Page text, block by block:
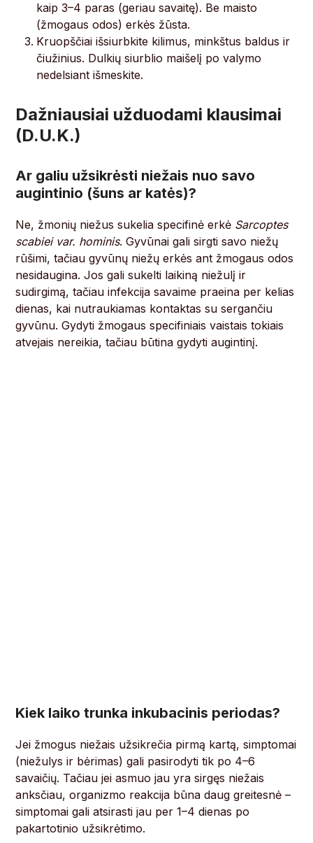
kaip 3–4 paras (geriau savaitę). Be maisto
(žmogaus odos) erkės žūsta.
Kruopščiai išsiurbkite kilimus, minkštus baldus ir
čiužinius. Dulkių siurblio maišelį po valymo
nedelsiant išmeskite.
Dažniausiai užduodami klausimai
(D.U.K.)
Ar galiu užsikrėsti niežais nuo savo
augintinio (šuns ar katės)?
Ne, žmonių niežus sukelia specifinė erkė Sarcoptes
scabiei var. hominis. Gyvūnai gali sirgti savo niežų
rūšimi, tačiau gyvūnų niežų erkės ant žmogaus odos
nesidaugina. Jos gali sukelti laikiną niežulį ir
sudirgimą, tačiau infekcija savaime praeina per kelias
dienas, kai nutraukiamas kontaktas su sergančiu
gyvūnu. Gydyti žmogaus specifiniais vaistais tokiais
atvejais nereikia, tačiau būtina gydyti augintinį.
Kiek laiko trunka inkubacinis periodas?
Jei žmogus niežais užsikrečia pirmą kartą, simptomai
(niežulys ir bėrimas) gali pasirodyti tik po 4–6
savaičių. Tačiau jei asmuo jau yra sirgęs niežais
anksčiau, organizmo reakcija būna daug greitesnė –
simptomai gali atsirasti jau per 1–4 dienas po
pakartotinio užsikrėtimo.